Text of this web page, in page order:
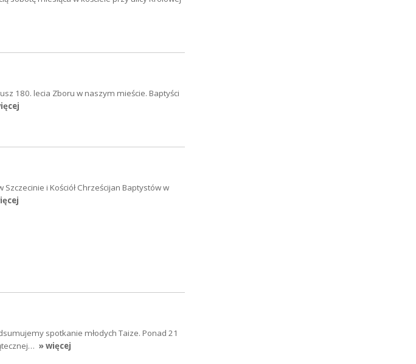
180. lecia Zboru w naszym mieście. Baptyści
i Kościół Chrześcijan Baptystów w
spotkanie młodych Taize. Ponad 21
» więcej